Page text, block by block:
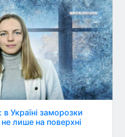
Україні заморозки
лише на поверхні